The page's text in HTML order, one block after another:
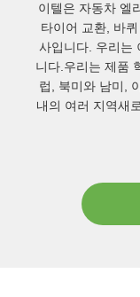
이텔은 자동차 엘
타이어 교환, 바
사입니다. 우리는
니다.우리는 제품
럽, 북미와 남미,
내의 여러 지역새
굳건히 유지합니
난 사후 지원을
임무는 간단합니
비스와 품질의 우